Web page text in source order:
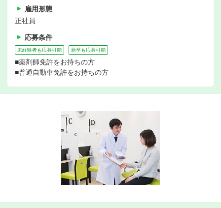
雇用形態
正社員
応募条件
未経験者も応募可能 新卒も応募可能
■薬剤師免許をお持ちの方
■普通自動車免許をお持ちの方